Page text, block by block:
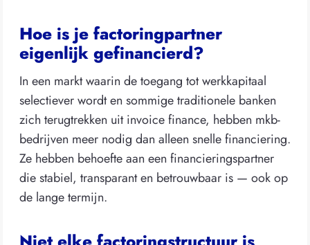
Hoe is je factoringpartner
eigenlijk gefinancierd?
In een markt waarin de toegang tot werkkapitaal
selectiever wordt en sommige traditionele banken
zich terugtrekken uit invoice finance, hebben mkb-
bedrijven meer nodig dan alleen snelle financiering.
Ze hebben behoefte aan een financieringspartner
die stabiel, transparant en betrouwbaar is — ook op
de lange termijn.